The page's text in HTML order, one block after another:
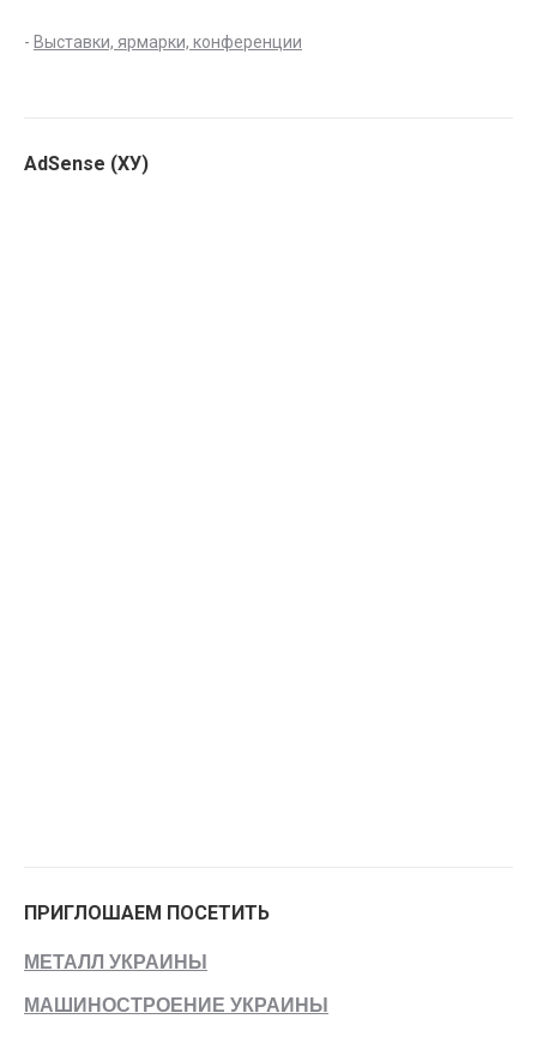
- Выставки, ярмарки, конференции
AdSense (ХУ)
ПРИГЛОШАЕМ ПОСЕТИТЬ
МЕТАЛЛ УКРАИНЫ
МАШИНОСТРОЕНИЕ УКРАИНЫ